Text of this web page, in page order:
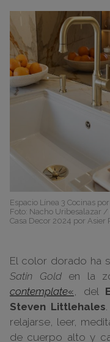
Espacio Línea 3 Cocinas
Foto: Nacho Uribesalazar /
Casa Decor 2024 por Asier
El color dorado ha
Satin Golden la
contemplate«, del
Steven Littlehales
relajarse, leer,
de cuerpo alto y